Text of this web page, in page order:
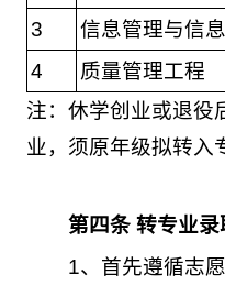
3
信息管理与信
4
质量管理工程
注：休学创业或退役
业，须原年级拟转入
第四条 转专业录
1、首先遵循志